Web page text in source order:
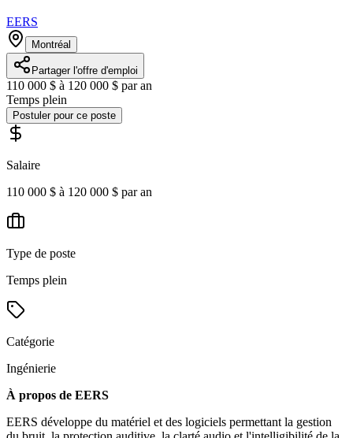
EERS
Montréal
Partager l'offre d'emploi
110 000 $ à 120 000 $ par an
Temps plein
Postuler pour ce poste
Salaire
110 000 $ à 120 000 $ par an
Type de poste
Temps plein
Catégorie
Ingénierie
À propos de EERS
EERS développe du matériel et des logiciels permettant la gestion